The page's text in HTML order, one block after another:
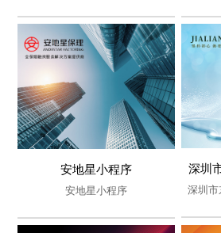
万绿达园林物业管理
- 安地星小程序 -
安地星小程序
安地星小程序
深圳
深圳市